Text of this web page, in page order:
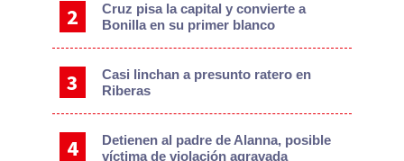
Cruz pisa la capital y convierte a
Bonilla en su primer blanco
Casi linchan a presunto ratero en
Riberas
Detienen al padre de Alanna, posible
víctima de violación agravada